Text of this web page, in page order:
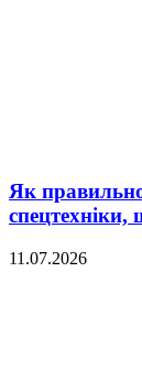
Як
спецтехніки,
11.07.2026